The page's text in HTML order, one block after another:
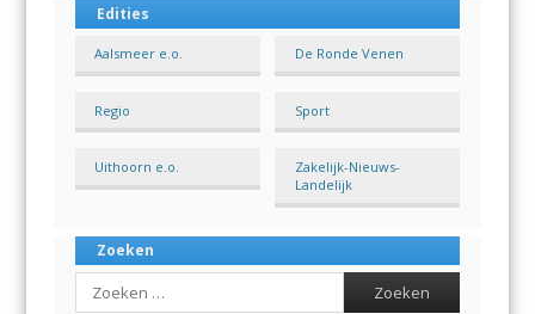
Edities
Aalsmeer e.o. De Ronde Venen
Regio Sport
Uithoorn e.o.
Zakelijk-Nieuws-
Landelijk
Zoeken
Search